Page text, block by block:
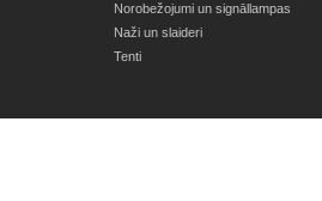
Norobežojumi un signāllampas
Naži un slaideri
Tenti